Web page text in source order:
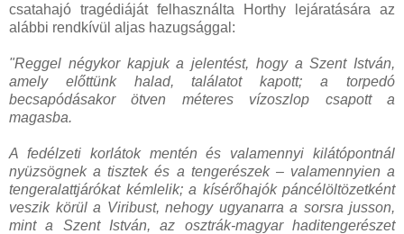
csatahajó tragédiáját felhasználta Horthy lejáratására az
alábbi rendkívül aljas hazugsággal:
"Reggel négykor kapjuk a jelentést, hogy a Szent István,
amely előttünk halad, találatot kapott; a torpedó
becsapódásakor ötven méteres vízoszlop csapott a
magasba.
A fedélzeti korlátok mentén és valamennyi kilátópontnál
nyüzsögnek a tisztek és a tengerészek – valamennyien a
tengeralattjárókat kémlelik; a kísérőhajók páncélöltözetként
veszik körül a Viribust, nehogy ugyanarra a sorsra jusson,
mint a Szent István, az osztrák-magyar haditengerészet